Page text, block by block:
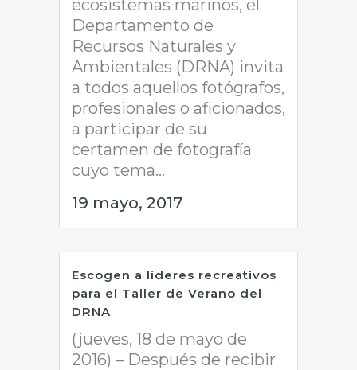
ecosistemas marinos, el
Departamento de
Recursos Naturales y
Ambientales (DRNA) invita
a todos aquellos fotógrafos,
profesionales o aficionados,
a participar de su
certamen de fotografía
cuyo tema...
19 mayo, 2017
Escogen a líderes recreativos
para el Taller de Verano del
DRNA
(jueves, 18 de mayo de
2016) – Después de recibir